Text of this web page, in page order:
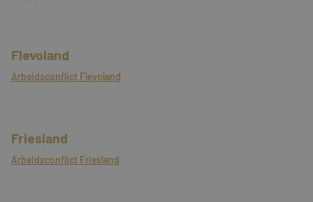
Flevoland
Arbeidsconflict Flevoland
Friesland
Arbeidsconflict Friesland